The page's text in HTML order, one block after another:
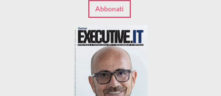
Abbonati